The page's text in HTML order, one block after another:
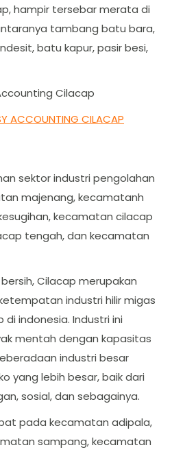
hampir tersebar merata di
tambang batu bara,
batu kapur, pasir besi,
Cilacap
sektor industri pengolahan
majenang, kecamatanh
kecamatan cilacap
tengah, dan kecamatan
Cilacap merupakan
industri hilir migas
indonesia. Industri ini
mentah dengan kapasitas
industri besar
yang lebih besar, baik dari
sosial, dan sebagainya.
pada kecamatan adipala,
sampang, kecamatan